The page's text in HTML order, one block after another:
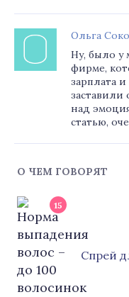
Ольга
Ну, было у
фирме,
зарплата
заставили
над
статью,
О ЧЕМ ГОВОРЯТ
15
Cпрей